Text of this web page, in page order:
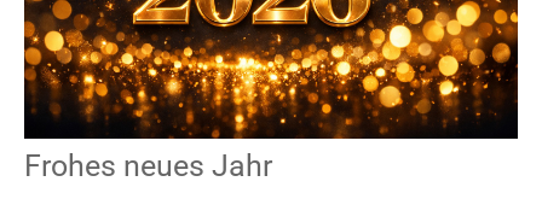
Frohes neues Jahr